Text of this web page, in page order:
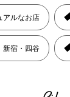
アルなお店
新宿・四谷